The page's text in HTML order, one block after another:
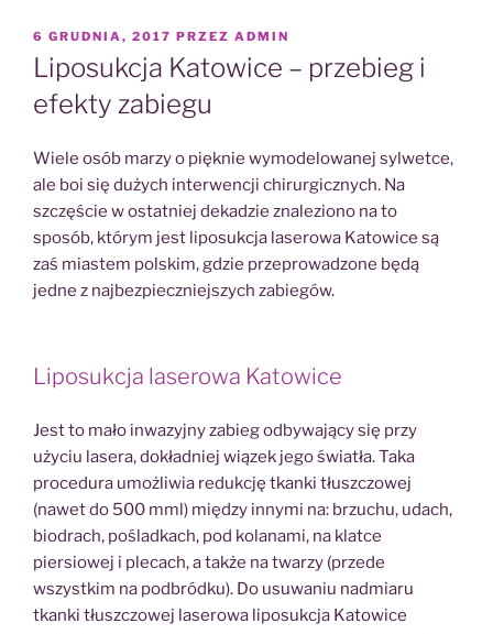
OPUBLIKOWANE
W
6 GRUDNIA, 2017 PRZEZ ADMIN
Liposukcja Katowice – przebieg i
efekty zabiegu
Wiele osób marzy o pięknie wymodelowanej sylwetce,
ale boi się dużych interwencji chirurgicznych. Na
szczęście w ostatniej dekadzie znaleziono na to
sposób, którym jest liposukcja laserowa Katowice są
zaś miastem polskim, gdzie przeprowadzone będą
jedne z najbezpieczniejszych zabiegów.
Liposukcja laserowa Katowice
Jest to mało inwazyjny zabieg odbywający się przy
użyciu lasera, dokładniej wiązek jego światła. Taka
procedura umożliwia redukcję tkanki tłuszczowej
(nawet do 500 mml) między innymi na: brzuchu, udach,
biodrach, pośladkach, pod kolanami, na klatce
piersiowej i plecach, a także na twarzy (przede
wszystkim na podbródku). Do usuwaniu nadmiaru
tkanki tłuszczowej laserowa liposukcja Katowice